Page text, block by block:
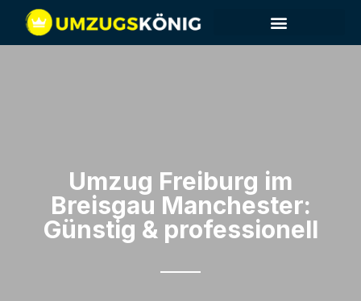
Umzug Freiburg im
Breisgau​ Manchester:
Günstig & professionell​